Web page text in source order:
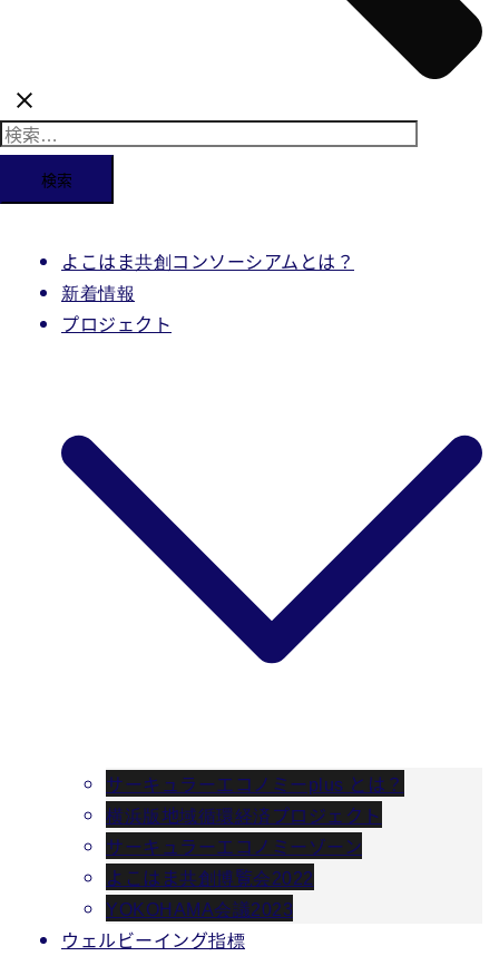
検
索:
よこはま共創コンソーシアムとは？
新着情報
プロジェクト
サーキュラーエコノミーplus とは？
横浜版地域循環経済プロジェクト
サーキュラーエコノミーゾーン
よこはま共創博覧会2022
YOKOHAMA会議2023
ウェルビーイング指標